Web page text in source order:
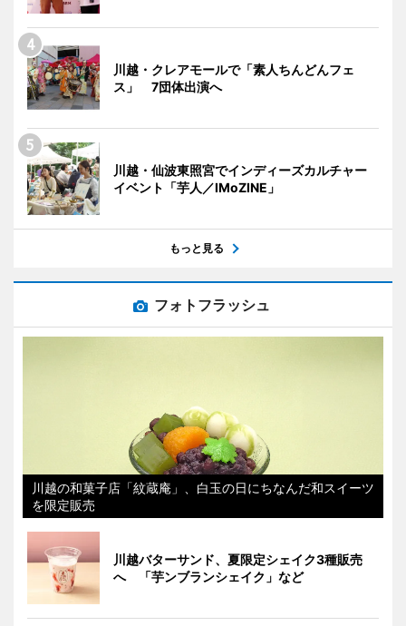
川越・クレアモールで「素人ちんどんフェ
ス」 7団体出演へ
川越・仙波東照宮でインディーズカルチャー
イベント「芋人／IMoZINE」
もっと見る
フォトフラッシュ
川越の和菓子店「紋蔵庵」、白玉の日にちなんだ和スイーツ
を限定販売
川越バターサンド、夏限定シェイク3種販売
へ 「芋ンブランシェイク」など